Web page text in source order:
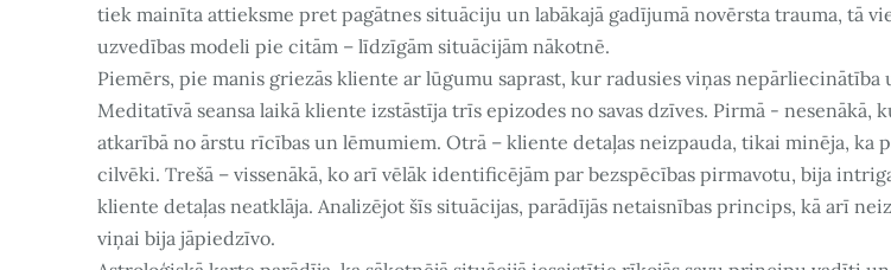
tiek mainīta attieksme pret pagātnes situāciju un labākajā gadījumā novērsta trauma, tā
uzvedības modeli pie citām – līdzīgām situācijām nākotnē.
Piemērs, pie manis griezās kliente ar lūgumu saprast, kur radusies viņas nepārliecinātība
Meditatīvā seansa laikā kliente izstāstīja trīs epizodes no savas dzīves. Pirmā - nesenākā,
atkarībā no ārstu rīcības un lēmumiem. Otrā – kliente detaļas neizpauda, tikai minēja, ka
cilvēki. Trešā – vissenākā, ko arī vēlāk identificējām par bezspēcības pirmavotu, bija
kliente detaļas neatklāja. Analizējot šīs situācijas, parādījās netaisnības princips, kā arī
viņai bija jāpiedzīvo.